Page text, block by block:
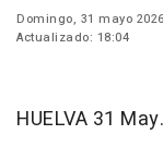
Domingo, 31 mayo 2026
Actualizado: 18:04
HUELVA 31